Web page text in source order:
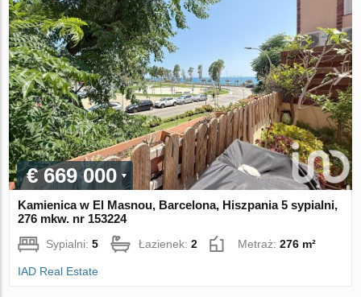
€ 669 000
Kamienica w El Masnou, Barcelona, Hiszpania 5 sypialni,
276 mkw. nr 153224
Sypialni:5 Łazienek:2 Metraż:276 m²
IAD Real Estate